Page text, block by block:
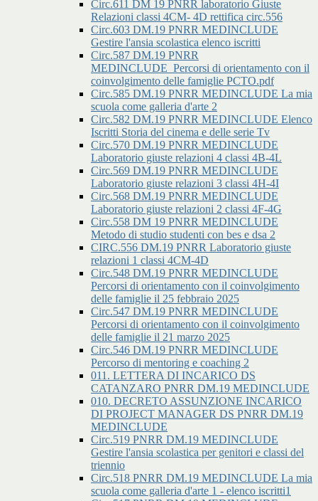
Circ.611 DM 19 PNRR laboratorio Giuste
Relazioni classi 4CM- 4D rettifica circ.556
Circ.603 DM.19 PNRR MEDINCLUDE
Gestire l'ansia scolastica elenco iscritti
Circ.587 DM.19 PNRR
MEDINCLUDE_Percorsi di orientamento con il
coinvolgimento delle famiglie PCTO.pdf
Circ.585 DM.19 PNRR MEDINCLUDE La mia
scuola come galleria d'arte 2
Circ.582 DM.19 PNRR MEDINCLUDE Elenco
Iscritti Storia del cinema e delle serie Tv
Circ.570 DM.19 PNRR MEDINCLUDE
Laboratorio giuste relazioni 4 classi 4B-4L
Circ.569 DM.19 PNRR MEDINCLUDE
Laboratorio giuste relazioni 3 classi 4H-4I
Circ.568 DM.19 PNRR MEDINCLUDE
Laboratorio giuste relazioni 2 classi 4F-4G
Circ.558 DM 19 PNRR MEDINCLUDE
Metodo di studio studenti con bes e dsa 2
CIRC.556 DM.19 PNRR Laboratorio giuste
relazioni 1 classi 4CM-4D
Circ.548 DM.19 PNRR MEDINCLUDE
Percorsi di orientamento con il coinvolgimento
delle famiglie il 25 febbraio 2025
Circ.547 DM.19 PNRR MEDINCLUDE
Percorsi di orientamento con il coinvolgimento
delle famiglie il 21 marzo 2025
Circ.546 DM.19 PNRR MEDINCLUDE
Percorso di mentoring e coaching 2
011. LETTERA DI INCARICO DS
CATANZARO PNRR DM.19 MEDINCLUDE
010. DECRETO ASSUNZIONE INCARICO
DI PROJECT MANAGER DS PNRR DM.19
MEDINCLUDE
Circ.519 PNRR DM.19 MEDINCLUDE
Gestire l'ansia scolastica per genitori e classi del
triennio
Circ.518 PNRR DM.19 MEDINCLUDE La mia
scuola come galleria d'arte 1 - elenco iscritti1